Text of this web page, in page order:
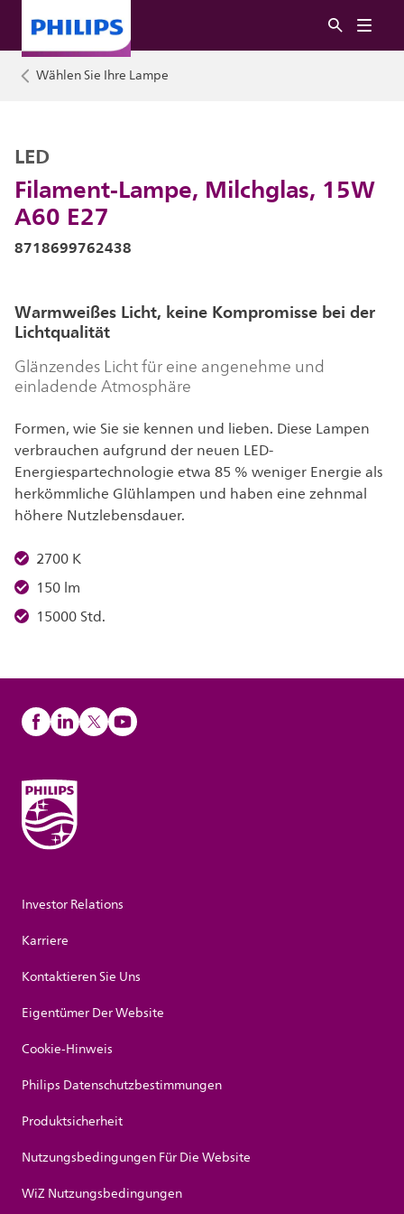
Wählen Sie Ihre Lampe
Filament-Lampe, Milchglas, 15W
A60 E27
LED
8718699762438
Warmweißes Licht, keine Kompromisse bei der
Lichtqualität
Glänzendes Licht für eine angenehme und
einladende Atmosphäre
Formen, wie Sie sie kennen und lieben. Diese Lampen
verbrauchen aufgrund der neuen LED-
Energiespartechnologie etwa 85 % weniger Energie als
herkömmliche Glühlampen und haben eine zehnmal
höhere Nutzlebensdauer.
2700 K
150 lm
15000 Std.
Investor Relations
Karriere
Kontaktieren Sie Uns
Eigentümer Der Website
Cookie-Hinweis
Philips Datenschutzbestimmungen
Produktsicherheit
Nutzungsbedingungen Für Die Website
WiZ Nutzungsbedingungen